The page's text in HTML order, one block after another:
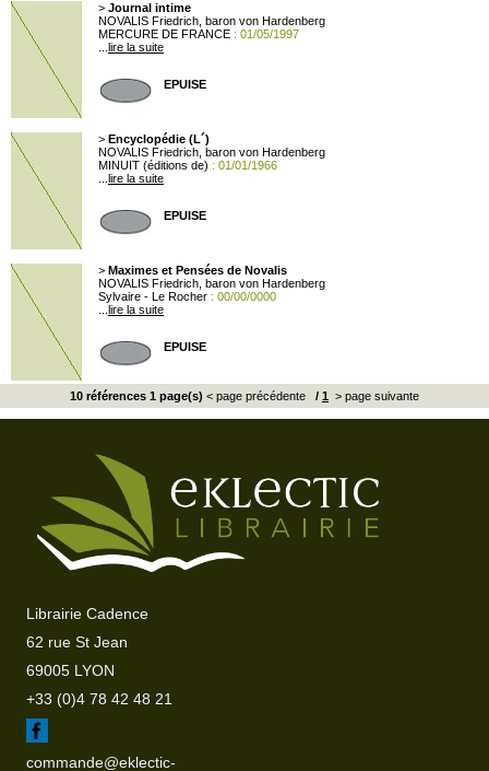
> Journal intime
NOVALIS Friedrich, baron von Hardenberg
MERCURE DE FRANCE : 01/05/1997
lire la suite
EPUISE
> Encyclopédie (L´)
NOVALIS Friedrich, baron von Hardenberg
MINUIT (éditions de) : 01/01/1966
lire la suite
EPUISE
> Maximes et Pensées de Novalis
NOVALIS Friedrich, baron von Hardenberg
Sylvaire - Le Rocher : 00/00/0000
lire la suite
EPUISE
10 références 1 page(s) < page précédente / 1 > page suivante
Librairie Cadence
62 rue St Jean
69005 LYON
+33 (0)4 78 42 48 21
commande@eklectic-